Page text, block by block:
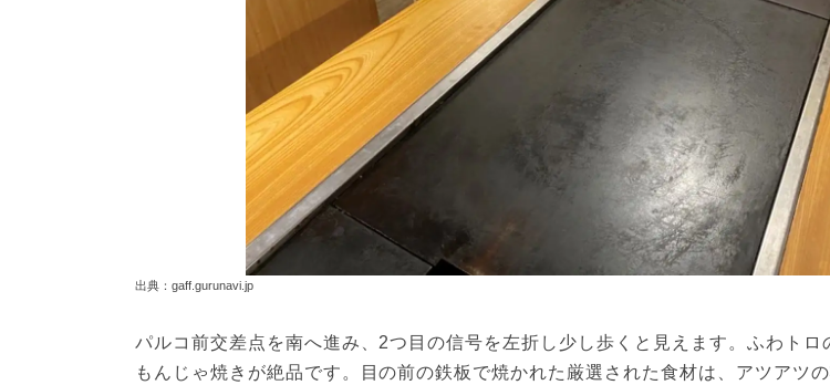
出典：gaff.gurunavi.jp
パルコ前交差点を南へ進み、2つ目の信号を左折し少し歩くと見えます。ふわトロ
もんじゃ焼きが絶品です。目の前の鉄板で焼かれた厳選された食材は、アツアツ